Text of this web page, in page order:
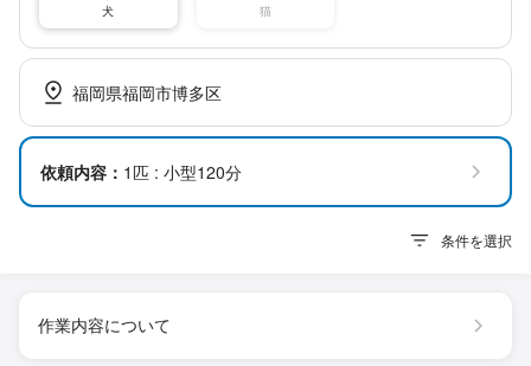
犬 猫
福岡県福岡市博多区
依頼内容： 1匹 : 小型120分
条件を選択
作業内容について